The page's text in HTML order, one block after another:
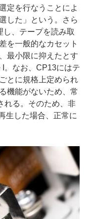
定を行なうことによ
した」という。さら
、テープを読み取
を一般的なカセット
最小限に抑えたとす
。なお、CP13にはテ
とに規格上定められ
機能がないため、常
れる。そのため、非
生した場合、正常に